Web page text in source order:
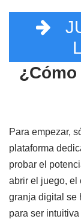
Para empezar,
plataforma
probar el
abrir el juego, el
granja digital se
para ser